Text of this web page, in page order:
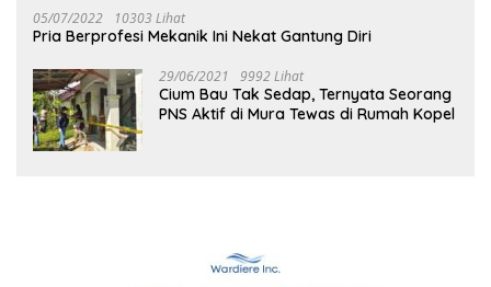
05/07/2022 10303 Lihat
Pria Berprofesi Mekanik Ini Nekat Gantung Diri
29/06/2021 9992 Lihat
Cium Bau Tak Sedap, Ternyata Seorang
PNS Aktif di Mura Tewas di Rumah Kopel